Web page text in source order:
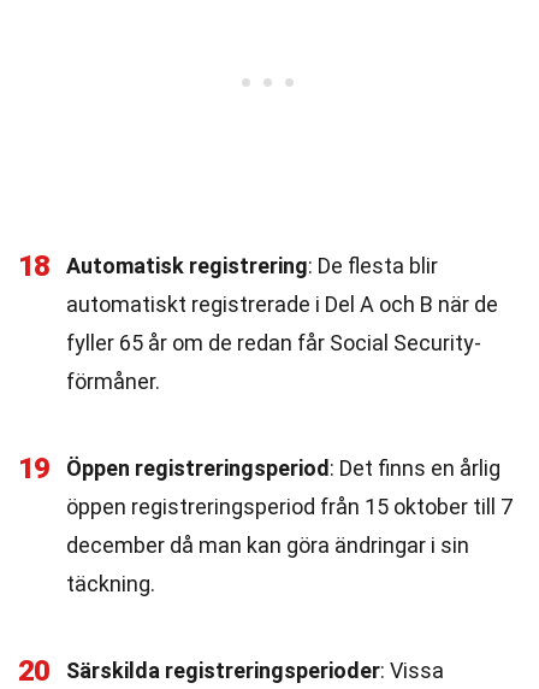
18 Automatisk registrering: De flesta blir
automatiskt registrerade i Del A och B när de
fyller 65 år om de redan får Social Security-
förmåner.
19 Öppen registreringsperiod : Det finns en årlig
öppen registreringsperiod från 15 oktober till 7
december då man kan göra ändringar i sin
täckning.
20 Särskilda registreringsperioder: Vissa